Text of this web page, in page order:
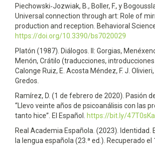
Piechowski‑Jozwiak, B., Boller, F., y
Universal connection through art: Role of
production and reception. Behavioral
https://doi.org/10.3390/bs7020029
Platón (1987). Diálogos. II: Gorgias,
Menón, Crátilo (traducciones, introducciones
Calonge Ruiz, E. Acosta Méndez, F. J. Olivieri,
Gredos.
Ramírez, D. (1 de febrero de 2020). Pasión
“Llevo veinte años de psicoanálisis con las
tanto hice”. El Español.
https://bit.ly/47T0sKa
Real Academia Española. (2023). Identidad.
la lengua española (23.ª ed.). Recuperado el